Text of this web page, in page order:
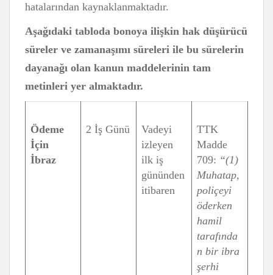
hatalarından kaynaklanmaktadır.
Aşağıdaki tabloda bonoya ilişkin hak düşürücü
süreler ve zamanaşımı süreleri ile bu sürelerin
dayanağı olan kanun maddelerinin tam
metinleri yer almaktadır.
Ödeme
İçin
İbraz
2 İş Günü
Vadeyi
izleyen
ilk iş
gününden
itibaren
TTK
Madde
709: “(1)
Muhatap,
poliçeyi
öderken
hamil
tarafında
n bir ibra
şerhi